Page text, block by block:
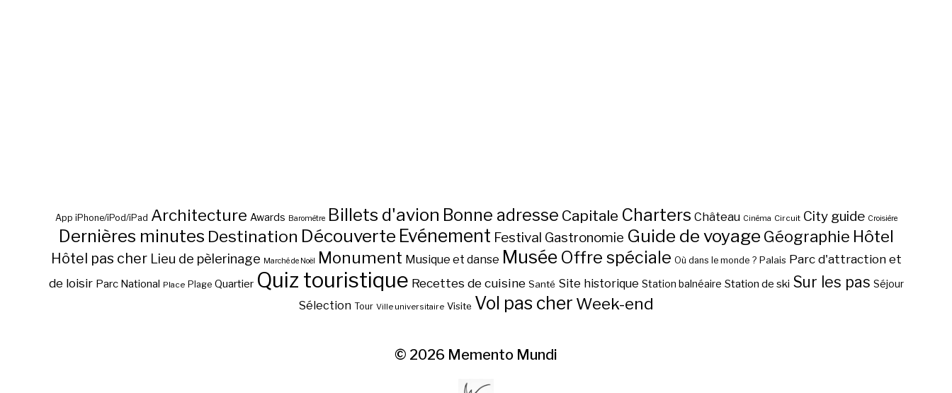
App iPhone/iPod/iPad Architecture Awards Baromètre Billets d'avion Bonne adresse Capitale Charters Château Cinéma Circuit City guide Croisière
Dernières minutes Destination Découverte Evénement Festival Gastronomie Guide de voyage Géographie Hôtel
Hôtel pas cher Lieu de pèlerinage Marché de Noël Monument Musique et danse Musée Offre spéciale Où dans le monde ? Palais Parc d'attraction et
de loisir Parc National Place Plage Quartier Quiz touristique Recettes de cuisine Santé Site historique Station balnéaire Station de ski Sur les pas Séjour
Sélection Tour Ville universitaire Visite Vol pas cher Week-end
© 2026 Memento Mundi